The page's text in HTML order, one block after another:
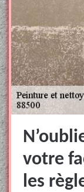
votre
les